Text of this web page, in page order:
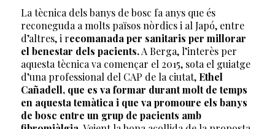
La tècnica dels banys de bosc fa anys que és
reconeguda a molts països nòrdics i al Japó, entre
d’altres, i recomanada per sanitaris per millorar
el benestar dels pacients.A Berga, l’interès per
aquesta tècnica va començar el 2015, sota el guiatge
d’una professional del CAP de la ciutat, Ethel
Cañadell, que es va formar durant molt de temps
en aquesta temàtica i que va promoure els banys
de bosc entre un grup de pacients amb